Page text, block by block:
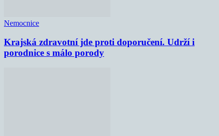
Nemocnice
Krajská zdravotní jde proti doporučení. Udrží i
porodnice s málo porody